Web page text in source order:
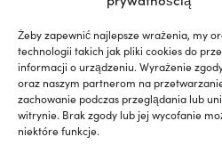
Żeby zapewnić najlepsze wrażenia, my
technologii takich jak pliki cookies do
informacji o urządzeniu. Wyrażenie
oraz naszym partnerom na
zachowanie podczas przeglądania lub
witrynie. Brak zgody lub jej wycofanie
niektóre funkcje.
289,99€
VAT wlicz.
PRODUKT DOSTĘPNY NA